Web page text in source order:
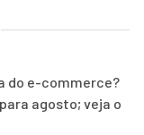
do e-commerce?
agosto; veja o